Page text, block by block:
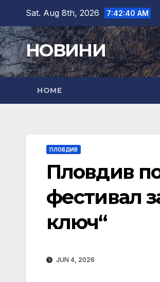
content
Sat. Aug 8th, 2026 7:42:41 AM
НОВИНИ
HOME
ПЛОВДИВ
Пловдив
фестивал
ключ“
JUN 4, 2026